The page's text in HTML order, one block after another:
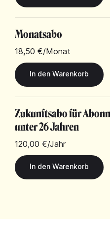
Monatsabo
18,50 €/Monat
Zukunftsabo für
unter 26 Jahren
120,00 €/Jahr